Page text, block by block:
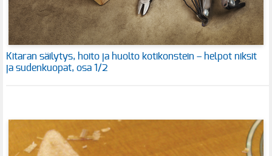
Kitaran säilytys, hoito ja huolto kotikonstein – helpot niksit
ja sudenkuopat, osa 1/2